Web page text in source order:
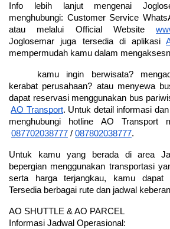
Info lebih lanjut mengenai
menghubungi: Customer Service
atau melalui Official Website
Joglosemar juga tersedia di aplikasi
mempermudah kamu dalam
kamu ingin berwisata?
kerabat perusahaan? atau menyewa
dapat reservasi menggunakan bus
AO Transport. Untuk detail informasi
menghubungi hotline AO Transport
087702038777 / 087802038777.
Untuk kamu yang berada di area
bepergian menggunakan transportasi
serta harga terjangkau, kamu dapat
Tersedia berbagai rute dan jadwal
AO SHUTTLE & AO PARCEL
Informasi Jadwal Operasional: